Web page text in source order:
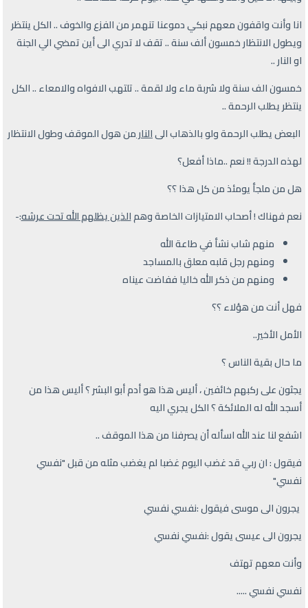
انا وأنت واقفون معهم نبكي دموعنا تنهمر من الفزع والخوف .. الكل ينتظر
ويطول الانتظار خمسون ألف سنة .. تقف لا تدري الى أين تمضي الي الجنة
او النار ..
خمسون الف سنة ولا شربة ماء ولا لقمة .. تلتهب الافواه والامعاء .. الكل
ينتظر يطلب الرحمة ..
البعض يطلب الرحمة ولو بالذهاب الىالنارمن هول الموقف وطول الانتظار
لهذه الدرجة !! نعم ..ماذا أفعل؟
هل من ملجأ يومئذ من كل هذا ؟؟
نعم فهناك ! أصحاب الامتيازات الخاصة وهمالذين يظلهم الله تحت عرشه:-
منهم شاب نشأ في طاعة الله
ومنهم رجل قلبه معلق بالمساجد
ومنهم من ذكر الله خاليا ففاضت عيناه
فهل أنت من هؤلاء ؟؟
الأمل الأخير..
ما حال بقية الناس ؟
يجثون على ركبهم خائفين ، أليس هذا هو أدم أبو البشر ؟ أليس هذا من
أسجد الله له الملائكة ؟ الكل يجري اليه
اشفع لنا عند الله اسأله أن يصرفنا من هذا الموقف ..
فيقول : ان ربي قد غضب اليوم غضبا لم يغضب مثله من قبل "نفسي
نفسي"
يجرون الى موسى فيقول :نفسي نفسي
يجرون الى عيسى يقول :نفسي نفسي
وأنت معهم تهتف
نفسي نفسي .....